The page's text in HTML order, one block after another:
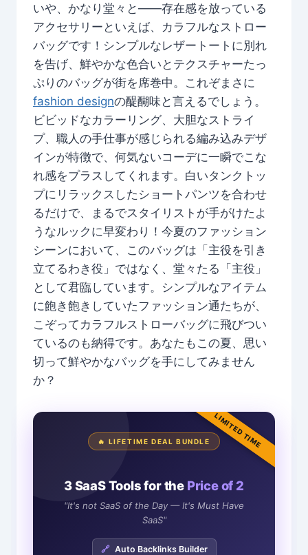
いや、かなり堂々と——存在感を放っている
アクセサリーといえば、カラフルなストロー
バッグです！シンプルなレザートートに別れ
を告げ、鮮やかな色合いとテクスチャーたっ
ぷりのバッグが街を席巻中。これぞまさに
fashion designの醍醐味と言えるでしょう。
ビビッドなカラーリング、大胆なストライ
プ、職人の手仕事が感じられる編み込みデザ
インが特徴で、何気ないコーデに一瞬でこな
れ感をプラスしてくれます。白いタンクトッ
プにリラックスしたショートパンツを合わせ
るだけで、まるでスタイリストが手がけたよ
うなルックに早変わり！今夏のファッション
シーンにおいて、このバッグは「主役を引き
立てるわき役」ではなく、堂々たる「主役」
として君臨しています。シンプルなアイテム
に飽き飽きしていたファッション通たちが、
こぞってカラフルストローバッグに飛びつい
ているのも納得です。あなたもこの夏、思い
切って鮮やかなバッグを手にしてみません
か？
LIMITED TIME
🔥 LIFETIME DEAL BUNDLE
3 SaaS Tools for the Price of 2
"It's not SaaS of the Day — It's Must Have
SaaS"
🔗 Auto Backlinks Builder